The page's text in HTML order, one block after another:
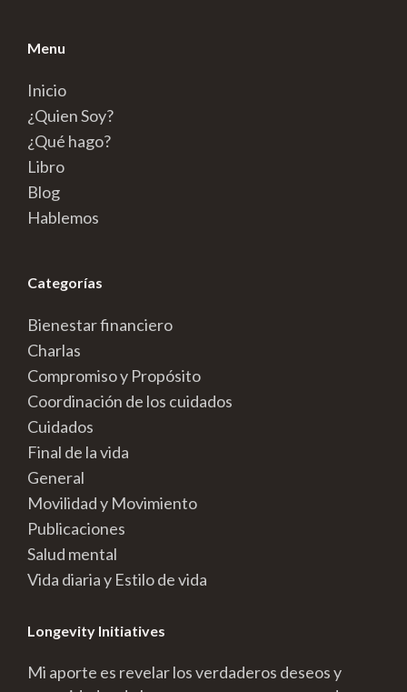
Menu
Inicio
¿Quien Soy?
¿Qué hago?
Libro
Blog
Hablemos
Categorías
Bienestar financiero
Charlas
Compromiso y Propósito
Coordinación de los cuidados
Cuidados
Final de la vida
General
Movilidad y Movimiento
Publicaciones
Salud mental
Vida diaria y Estilo de vida
Longevity Initiatives
Mi aporte es revelar los verdaderos deseos y